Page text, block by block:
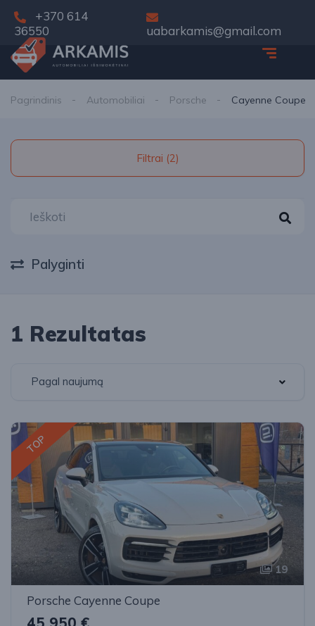
+370 614
36550
uabarkamis@gmail.com
Pagrindinis Automobiliai Porsche Cayenne Coupe
Filtrai (2)
Palyginti
1 Rezultatas
Pagal naujumą
TOP
19
Porsche Cayenne Coupe